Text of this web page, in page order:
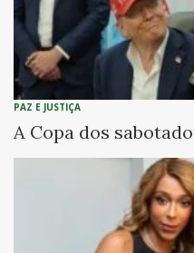
PAZ E JUSTIÇA
A Copa dos